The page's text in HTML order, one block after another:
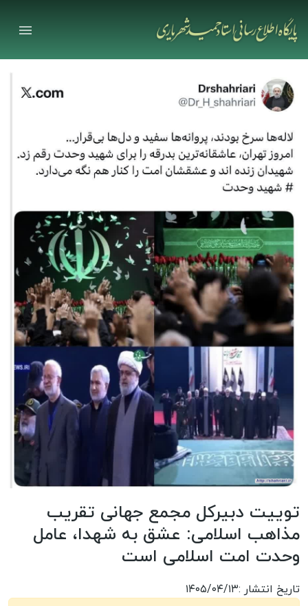
توییت دبیرکل مجمع جهانی تقریب
مذاهب اسلامی: عشق به شهدا، عامل
وحدت امت اسلامی است
تاریخ انتشار :۱۴۰۵/۰۴/۱۳